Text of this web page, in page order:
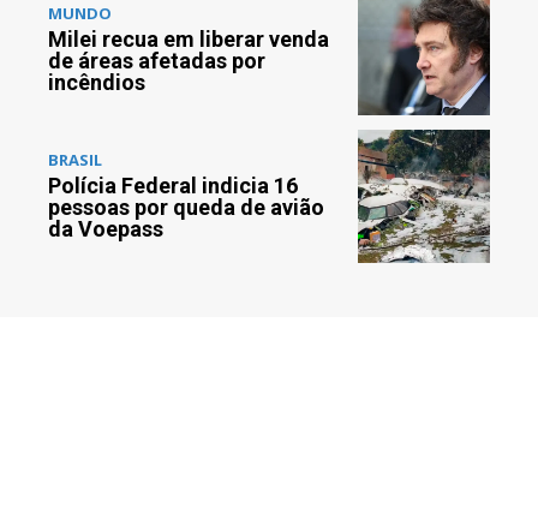
MUNDO
Milei recua em liberar venda
de áreas afetadas por
incêndios
BRASIL
Polícia Federal indicia 16
pessoas por queda de avião
da Voepass